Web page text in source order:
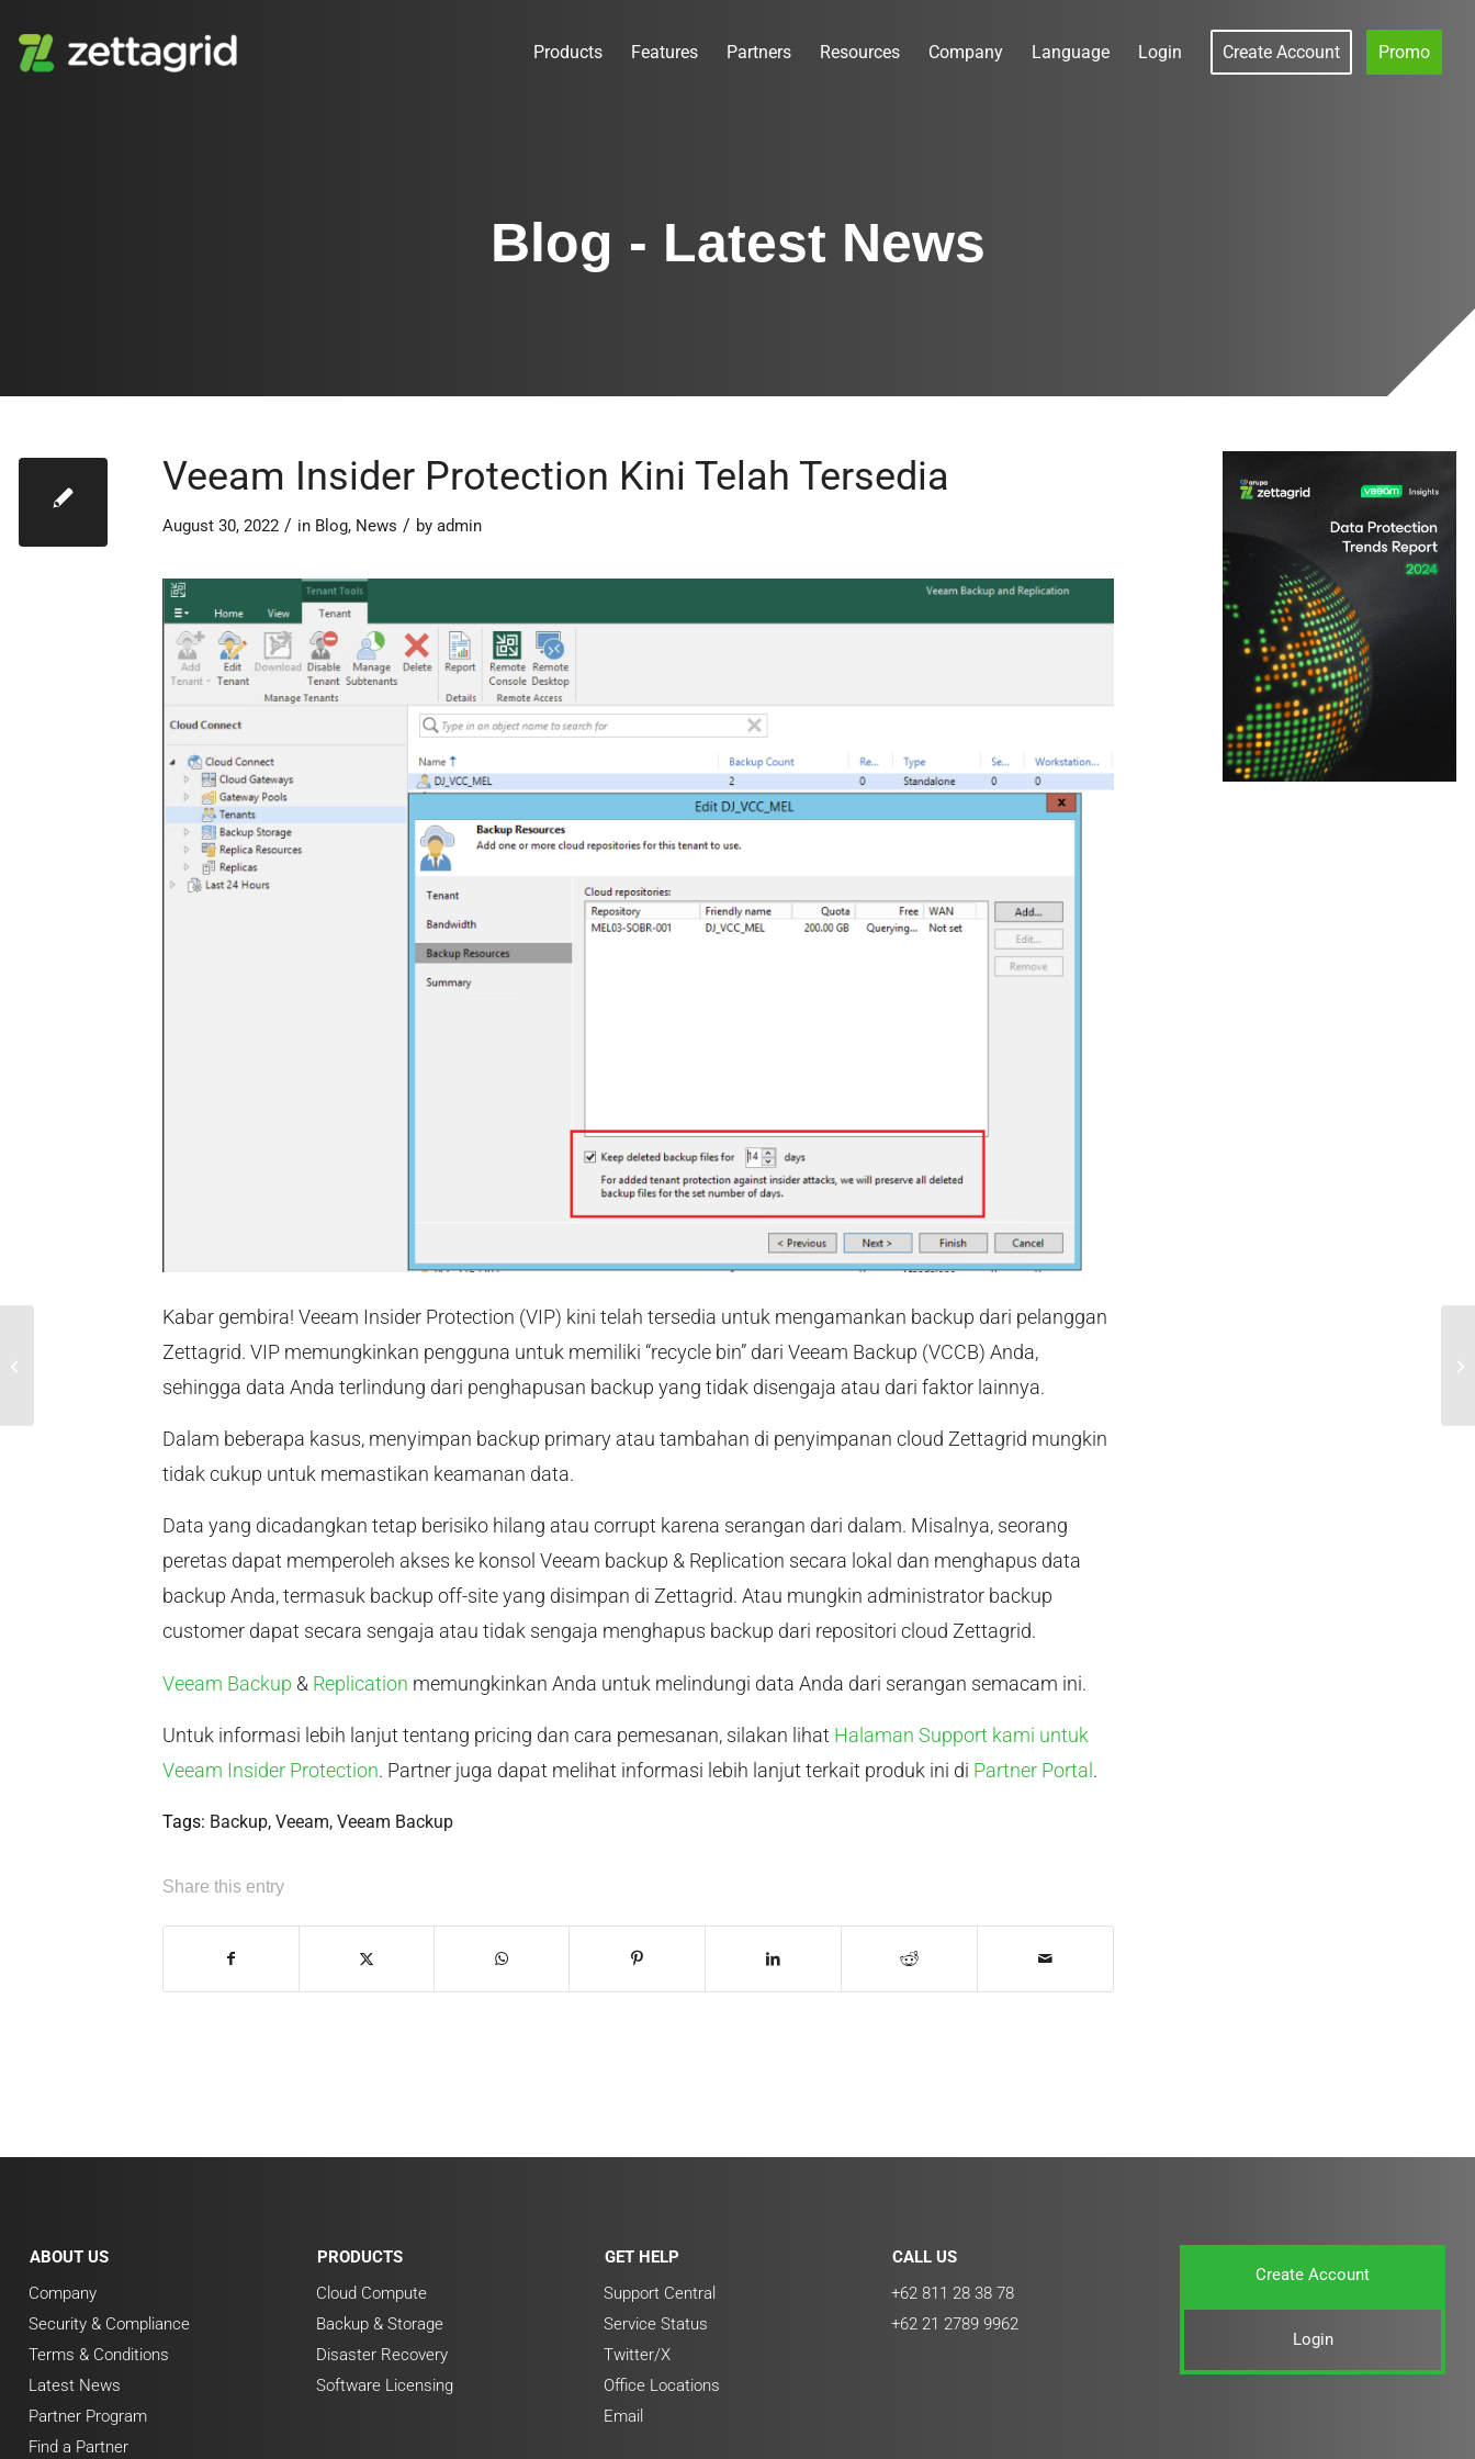
Products Features Partners Resources Company Language Login Create Account Promo
Blog - Latest News
Veeam Insider Protection Kini Telah Tersedia
August 30, 2022 / in Blog, News / by admin
Kabar gembira! Veeam Insider Protection (VIP) kini telah tersedia untuk mengamankan backup dari pelanggan
Zettagrid. VIP memungkinkan pengguna untuk memiliki “recycle bin” dari Veeam Backup (VCCB) Anda,
sehingga data Anda terlindung dari penghapusan backup yang tidak disengaja atau dari faktor lainnya.
Dalam beberapa kasus, menyimpan backup primary atau tambahan di penyimpanan cloud Zettagrid mungkin
tidak cukup untuk memastikan keamanan data.
Data yang dicadangkan tetap berisiko hilang atau corrupt karena serangan dari dalam. Misalnya, seorang
peretas dapat memperoleh akses ke konsol Veeam backup & Replication secara lokal dan menghapus data
backup Anda, termasuk backup off-site yang disimpan di Zettagrid. Atau mungkin administrator backup
customer dapat secara sengaja atau tidak sengaja menghapus backup dari repositori cloud Zettagrid.
Veeam Backup & Replication memungkinkan Anda untuk melindungi data Anda dari serangan semacam ini.
Untuk informasi lebih lanjut tentang pricing dan cara pemesanan, silakan lihat Halaman Support kami untuk
Veeam Insider Protection. Partner juga dapat melihat informasi lebih lanjut terkait produk ini di Partner Portal .
Tags: Backup, Veeam, Veeam Backup
Share this entry
ABOUT US
Company
Security & Compliance
Terms & Conditions
Latest News
Partner Program
Find a Partner
PRODUCTS
Cloud Compute
Backup & Storage
Disaster Recovery
Software Licensing
GET HELP
Support Central
Service Status
Twitter/X
Office Locations
Email
CALL US
+62 811 28 38 78
+62 21 2789 9962
Create Account
Login
MyAccount Release 70 (Jurien) Notes